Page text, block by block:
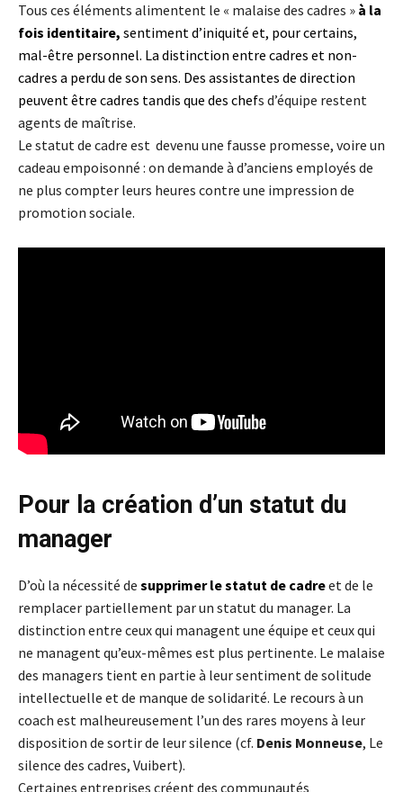
Tous ces éléments alimentent le « malaise des cadres » à la
fois identitaire, sentiment d’iniquité et, pour certains,
mal-être personnel. La distinction entre cadres et non-
cadres a perdu de son sens. Des assistantes de direction
peuvent être cadres tandis que des chefs d’équipe restent
agents de maîtrise.
Le statut de cadre est devenu une fausse promesse, voire un
cadeau empoisonné : on demande à d’anciens employés de
ne plus compter leurs heures contre une impression de
promotion sociale.
Pour la création d’un statut du
manager
D’où la nécessité de supprimer le statut de cadreet de le
remplacer partiellement par un statut du manager. La
distinction entre ceux qui managent une équipe et ceux qui
ne managent qu’eux-mêmes est plus pertinente. Le malaise
des managers tient en partie à leur sentiment de solitude
intellectuelle et de manque de solidarité. Le recours à un
coach est malheureusement l’un des rares moyens à leur
disposition de sortir de leur silence (cf. Denis Monneuse, Le
silence des cadres, Vuibert).
Certaines entreprises créent des communautés